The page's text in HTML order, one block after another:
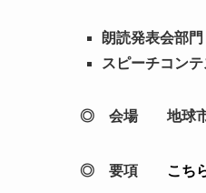
朗読発表
スピーチコン
◎ 会場 地球市民
◎ 要項 こち